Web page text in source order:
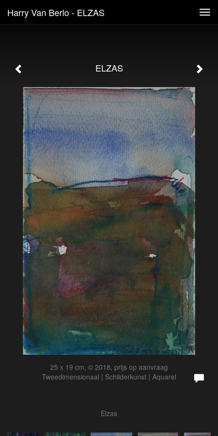
Harry Van Berlo - ELZAS
ELZAS
25 x 19 cm, © 2018, prijs op aanvraag
Tweedimensionaal | Schilderkunst | Aquarel
Elzas